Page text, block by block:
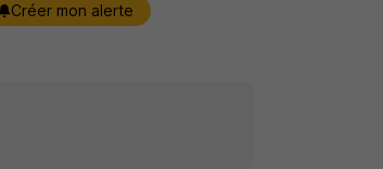
Créer mon alerte